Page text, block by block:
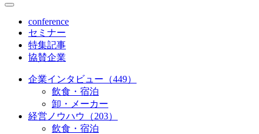
conference
セミナー
特集記事
協賛企業
企業インタビュー（449）
飲食・宿泊
卸・メーカー
経営ノウハウ（203）
飲食・宿泊